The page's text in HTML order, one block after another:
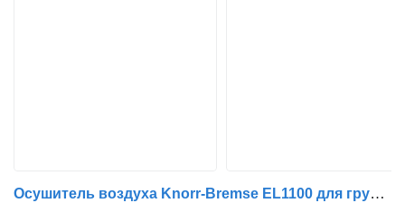
Осушитель воздуха Knorr-Bremse EL1100 для грузовика Renault